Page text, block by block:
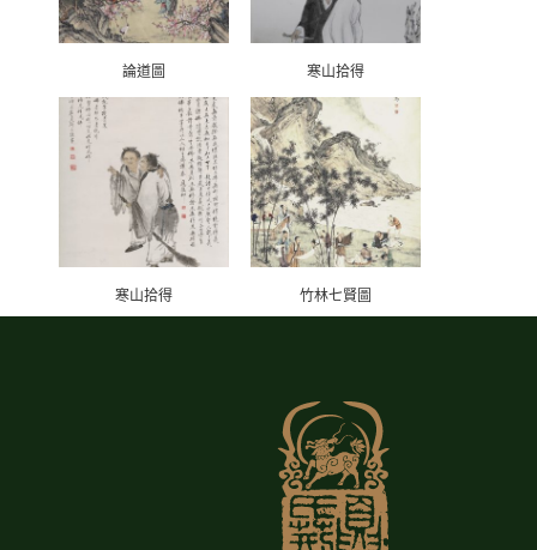
論道圖 寒山拾得
寒山拾得 竹林七賢圖